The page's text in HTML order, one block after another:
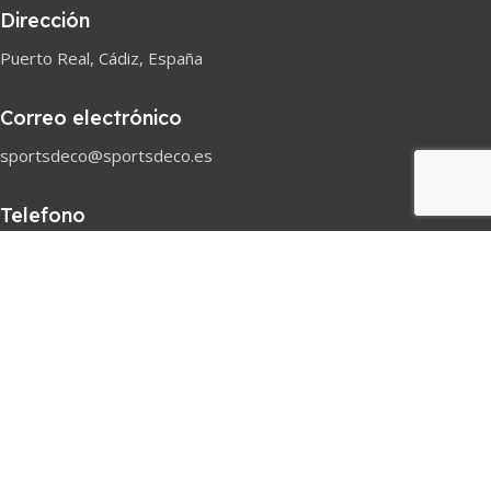
Dirección
Puerto Real, Cádiz, España
Correo electrónico
sportsdeco@sportsdeco.es
Telefono